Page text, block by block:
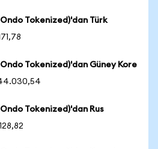
Tokenized)'dan Türk
Tokenized)'dan Güney Kore
Tokenized)'dan Rus